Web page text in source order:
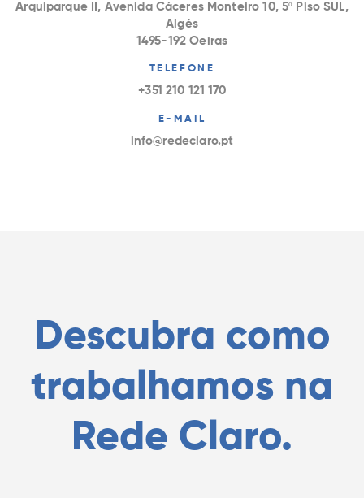
Arquiparque II, Avenida Cáceres Monteiro 10, 5º Piso SUL,
Algés
1495-192 Oeiras
TELEFONE
+351 210 121 170
E-MAIL
info@redeclaro.pt
Descubra como
trabalhamos na
Rede Claro.